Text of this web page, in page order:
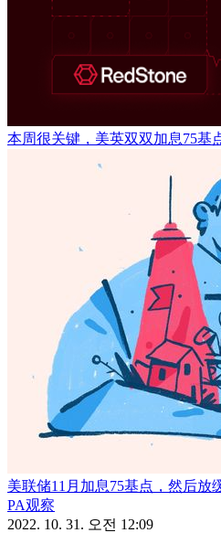
本周很关键，美英双双加息75基
美联储11月加息75基点，然后放
PA观察
2022. 10. 31. 오전 12:09